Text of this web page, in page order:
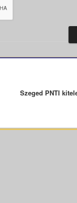
Szeged PNTI